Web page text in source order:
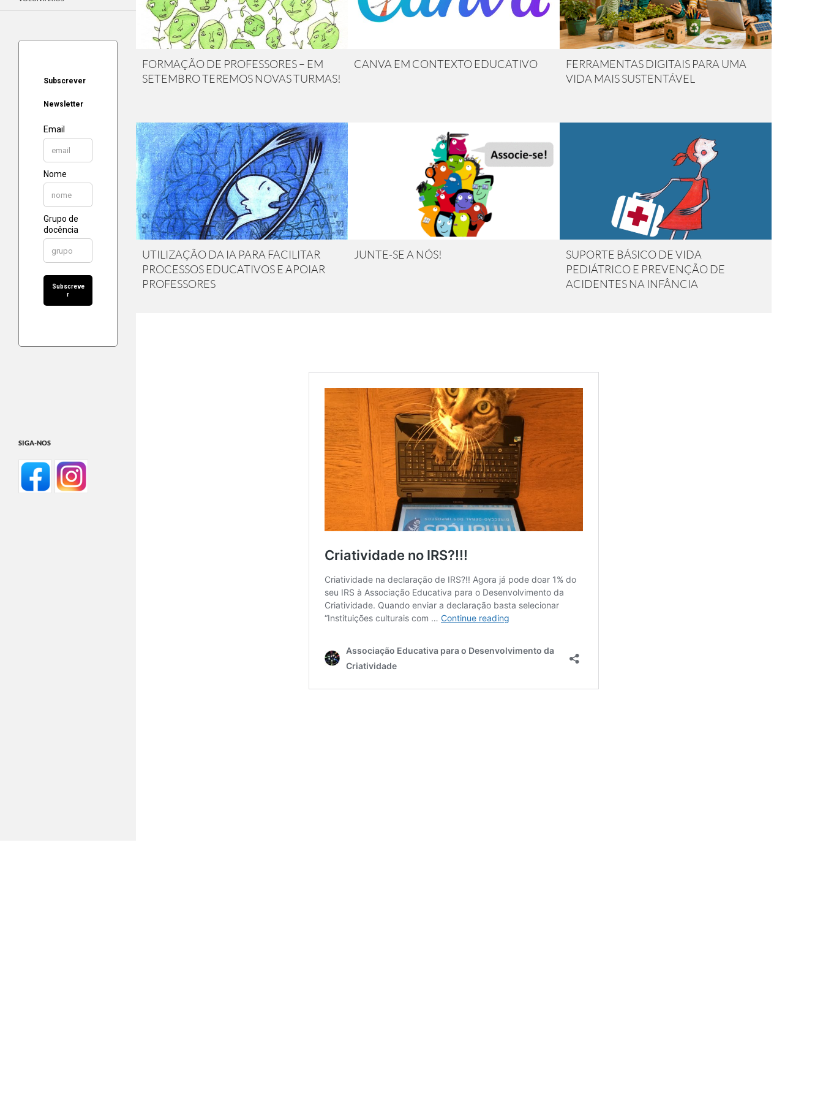
FORMAÇÃO DE PROFESSORES – EM
SETEMBRO TEREMOS NOVAS TURMAS!
CANVA EM CONTEXTO EDUCATIVO
FERRAMENTAS DIGITAIS PARA UMA
VIDA MAIS SUSTENTÁVEL
UTILIZAÇÃO DA IA PARA FACILITAR
PROCESSOS EDUCATIVOS E APOIAR
PROFESSORES
JUNTE-SE A NÓS!
SUPORTE BÁSICO DE VIDA
PEDIÁTRICO E PREVENÇÃO DE
ACIDENTES NA INFÂNCIA
SIGA-NOS